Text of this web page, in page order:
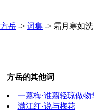
方岳 -> 词集 -> 霜月寒如洗
方岳的其他词
一翦梅·谁翦轻琼做物
满江红·说与梅花